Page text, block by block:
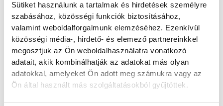
Sütiket használunk a tartalmak és hirdetések személyre
szabásához, közösségi funkciók biztosításához,
valamint weboldalforgalmunk elemzéséhez. Ezenkívül
közösségi média-, hirdető- és elemező partnereinkkel
megosztjuk az Ön weboldalhasználatra vonatkozó
adatait, akik kombinálhatják az adatokat más olyan
adatokkal, amelyeket Ön adott meg számukra vagy az
Ön által használt más szolgáltatásokból gyűjtöttek.